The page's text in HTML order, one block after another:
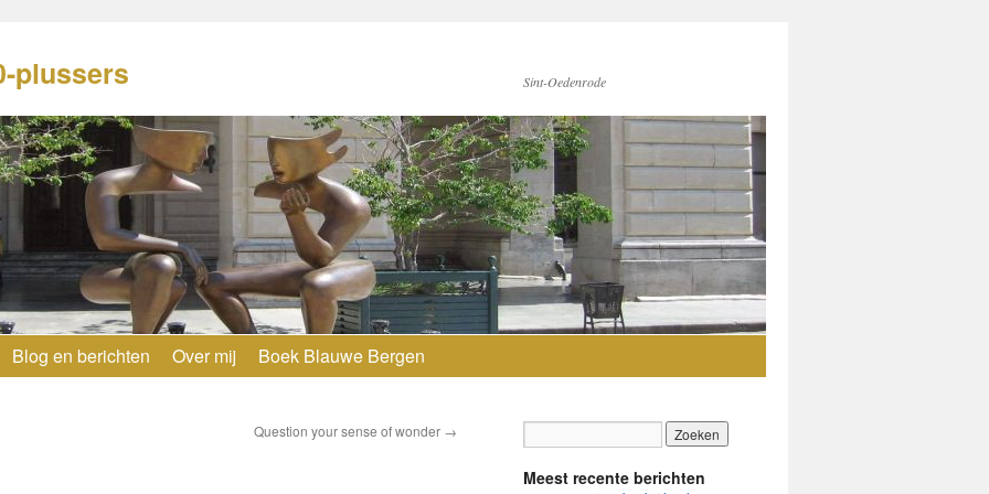
plussers Sint-Oedenrode
Blog en berichten Over mij Boek Blauwe Bergen
Question your sense of wonder →
Meest recente berichten